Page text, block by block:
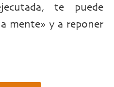
te puede
mente» y a reponer